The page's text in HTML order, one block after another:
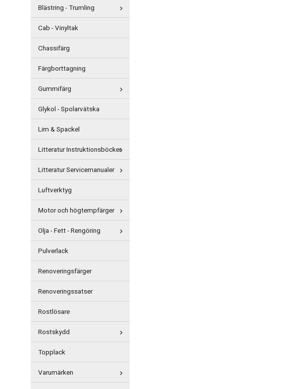
Blästring - Trumling
Cab - Vinyltak
Chassifärg
Färgborttagning
Gummifärg
Glykol - Spolarvätska
Lim & Spackel
Litteratur Instruktionsböcker
Litteratur Servicemanualer
Luftverktyg
Motor och högtempfärger
Olja - Fett - Rengöring
Pulverlack
Renoveringsfärger
Renoveringssatser
Rostlösare
Rostskydd
Topplack
Varumärken